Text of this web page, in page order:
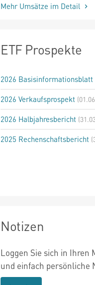
Mehr Umsätze im Detail
ETF Prospekte
2026 Basisinformationsblatt
2026 Verkaufsprospekt
2026 Halbjahresbericht
2025 Rechenschaftsbericht
Notizen
Loggen Sie sich in Ihren
und einfach persönliche